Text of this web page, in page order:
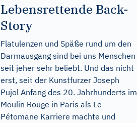
Lebensrettende Back-
Story
Flatulenzen und Späße rund um den
Darmausgang sind bei uns Menschen
seit jeher sehr beliebt. Und das nicht
erst, seit der Kunstfurzer Joseph
Pujol Anfang des 20. Jahrhunderts im
Moulin Rouge in Paris als Le
Pétomane Karriere machte und